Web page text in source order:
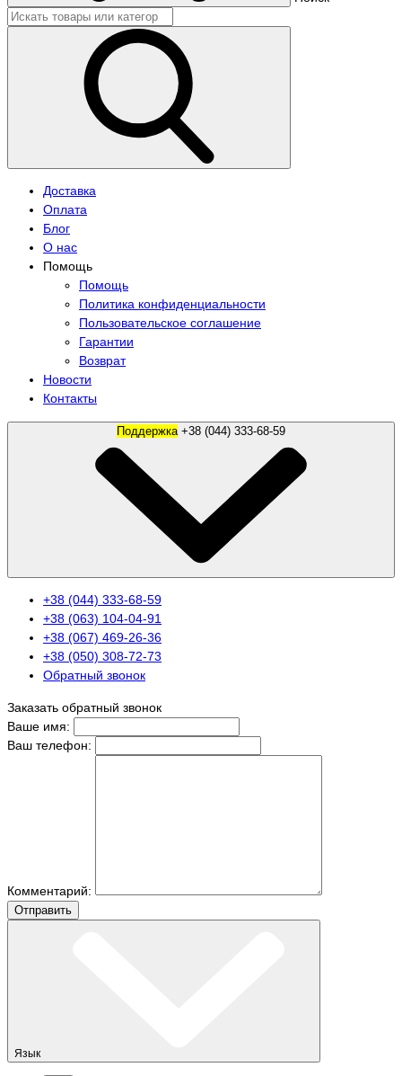
Доставка
Оплата
Блог
О нас
Помощь
Помощь
Политика конфиденциальности
Пользовательское соглашение
Гарантии
Возврат
Новости
Контакты
Поддержка
+38 (044) 333-68-59
+38 (063) 104-04-91
+38 (067) 469-26-36
+38 (050) 308-72-73
Обратный звонок
Заказать обратный звонок
Ваше имя:
Ваш телефон:
Комментарий:
Отправить
Язык